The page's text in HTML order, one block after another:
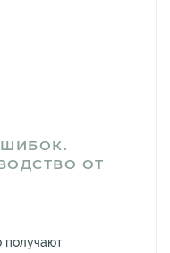
ОТ
получают